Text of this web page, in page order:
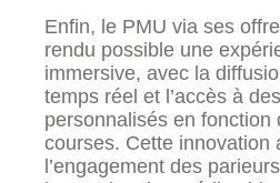
Enfin, le PMU via ses
rendu possible une
immersive, avec la
temps réel et l’accès à
personnalisés en fonction
courses. Cette innovation
l’engagement des